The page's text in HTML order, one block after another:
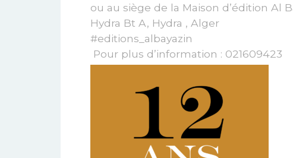
ou au siège de la Maison d’édition Al
Hydra Bt A, Hydra , Alger
#editions_albayazin
Pour plus d’information : 021609423